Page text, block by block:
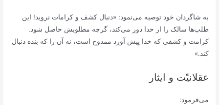
به شاگردان خود توصیه می‌نمود: «دنبال کشف و کرامات نروید! این
طلب‌ها سالک را از خدا دور می‌کند، گرچه مطلوبش حاصل شود.
کرامت و کشفی که خدا پیش آورد ممدوح است، نه آن را که بنده دنبال
کند.»
عقلانیّت و ایثار
می‌فرمود: